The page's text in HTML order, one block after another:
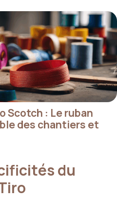
Scotch : Le ruban
des chantiers et
du